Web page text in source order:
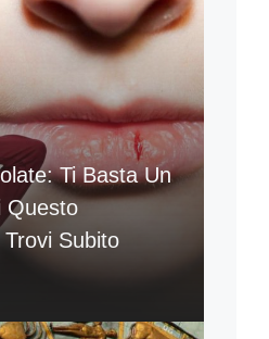
Ti Basta Un
Questo
Subito